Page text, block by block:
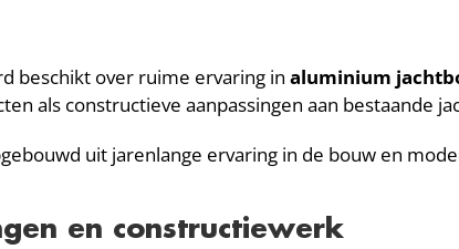
beschikt over ruime ervaring in aluminium
als constructieve aanpassingen aan bestaande
uit jarenlange ervaring in de bouw en
en constructiewerk